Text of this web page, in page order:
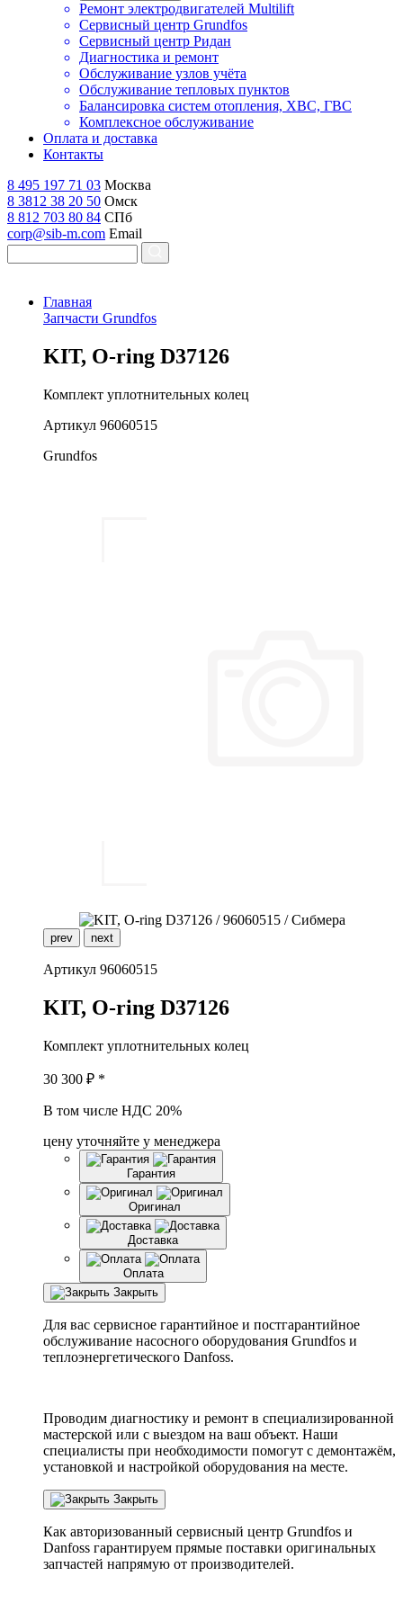
Ремонт электродвигателей Multilift
Сервисный центр Grundfos
Сервисный центр Ридан
Диагностика и ремонт
Обслуживание узлов учёта
Обслуживание тепловых пунктов
Балансировка систем отопления, ХВС, ГВС
Комплексное обслуживание
Оплата и доставка
Контакты
8 495 197 71 03 Москва
8 3812 38 20 50 Омск
8 812 703 80 84 СПб
corp@sib-m.com Email
Главная
Запчасти Grundfos
KIT, O-ring D37126
Комплект уплотнительных колец
Артикул 96060515
Grundfos
prev next
Артикул 96060515
KIT, O-ring D37126
Комплект уплотнительных колец
30 300 ₽ *
В том числе НДС 20%
цену уточняйте у менеджера
Гарантия
Оригинал
Доставка
Оплата
Закрыть
Для вас сервисное гарантийное и постгарантийное
обслуживание насосного оборудования Grundfos и
теплоэнергетического Danfoss.
Проводим диагностику и ремонт в специализированной
мастерской или с выездом на ваш объект. Наши
специалисты при необходимости помогут с демонтажём,
установкой и настройкой оборудования на месте.
Закрыть
Как авторизованный сервисный центр Grundfos и
Danfoss гарантируем прямые поставки оригинальных
запчастей напрямую от производителей.